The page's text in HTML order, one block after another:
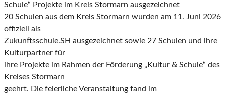
Schule“ Projekte im Kreis Stormarn ausgezeichnet
20 Schulen aus dem Kreis Stormarn wurden am 11. Juni 2026
offiziell als
Zukunftsschule.SH ausgezeichnet sowie 27 Schulen und ihre
Kulturpartner für
ihre Projekte im Rahmen der Förderung „Kultur & Schule“ des
Kreises Stormarn
geehrt. Die feierliche Veranstaltung fand im